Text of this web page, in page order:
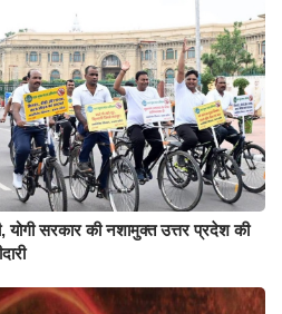
सरकार की नशामुक्त उत्तर प्रदेश की